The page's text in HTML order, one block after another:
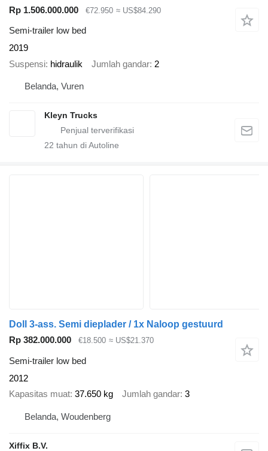
Rp 1.506.000.000
€72.950 ≈ US$84.290
Semi-trailer low bed
2019
Suspensi hidraulik Jumlah gandar 2
Belanda, Vuren
Kleyn Trucks
22 tahun di Autoline
Doll 3-ass. Semi dieplader / 1x Naloop gestuurd
Rp 382.000.000
€18.500 ≈ US$21.370
Semi-trailer low bed
2012
Kapasitas muat 37.650 kg Jumlah gandar 3
Belanda, Woudenberg
Xiffix B.V.